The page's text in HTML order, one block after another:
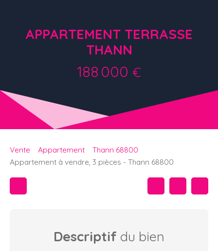
APPARTEMENT TERRASSE
THANN
188 000 €
Vente Appartement
Thann 68800
Appartement à vendre, 3 pièces - Thann 68800
Descriptif du bien